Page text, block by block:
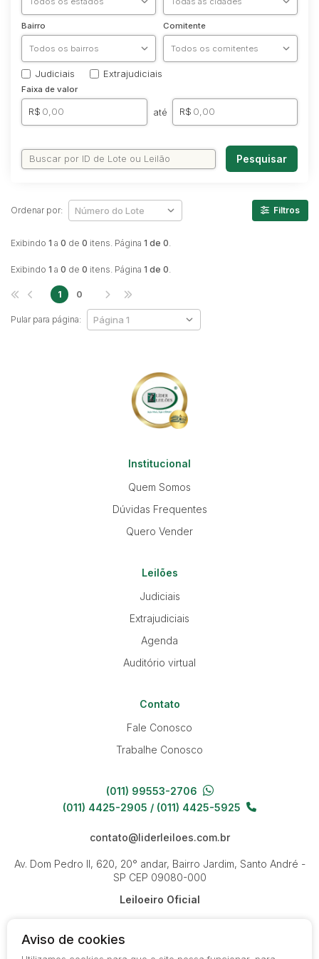
Ambulância
Caminhonetes
Carros
Máquina Varredeira
Motos
Pá Carregadeira
Utilitário & furgão
Bairro Comitente
Judiciais Extrajudiciais
Faixa de valor
R$ até R$
Pesquisar
Exibindo 1 a 0 de 0 itens. Página 1 de 0.
Ordenar por: Filtros
Exibindo 1 a 0 de 0 itens. Página 1 de 0.
Pular para página:
1 0
Institucional
Quem Somos
Dúvidas Frequentes
Quero Vender
Leilões
Judiciais
Extrajudiciais
Agenda
Auditório virtual
Contato
Fale Conosco
Trabalhe Conosco
(011) 99553-2706
(011) 4425-2905 / (011) 4425-5925
contato@liderleiloes.com.br
Av. Dom Pedro II, 620, 20° andar, Bairro Jardim, Santo André -
SP CEP 09080-000
Leiloeiro Oficial
Aviso de cookies